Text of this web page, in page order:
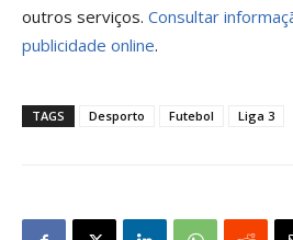
outros serviços. Consultar
publicidade online.
TAGS Desporto Futebol Liga 3